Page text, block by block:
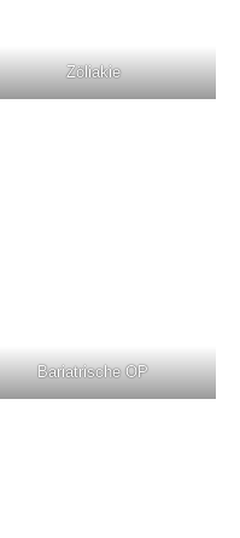
Zöliakie
Bariatrische OP